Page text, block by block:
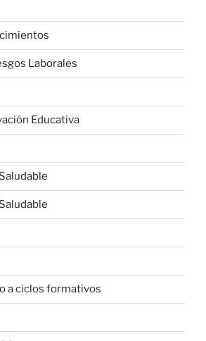
Laborales
Educativa
a ciclos formativos